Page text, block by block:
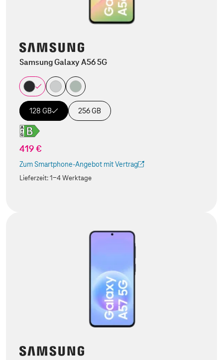
Samsung Galaxy A56 5G
128 GB 256 GB
419 €
Zum Smartphone-Angebot mit Vertrag
(Der Link wird in einem neuen Tab geöffnet)
Lieferzeit:1-4 Werktage